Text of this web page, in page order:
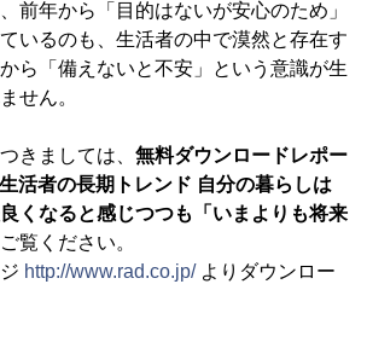
前年から「目的はないが安心のため」
いるのも、生活者の中で漠然と存在す
ら「備えないと不安」という意識が生
せん。
きましては、 無料ダウンロードレポー
活者の長期トレンド 自分の暮らしは
くなると感じつつも「いまよりも将来
覧ください。
http://www.rad.co.jp/よりダウンロー